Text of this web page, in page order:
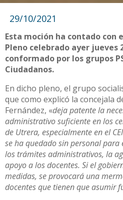
29/10/2021
Esta moción ha contado con
Pleno celebrado ayer jueves
conformado por los grupos
Ciudadanos.
En dicho pleno, el grupo
que como explicó la concejala
Fernández, «deja patente la
administrativo suficiente en los
de Utrera, especialmente en el
se ha quedado sin personal para
los trámites administrativos, la
apoyo a los docentes. Si el
medidas, se provocará una
docentes que tienen que asumir